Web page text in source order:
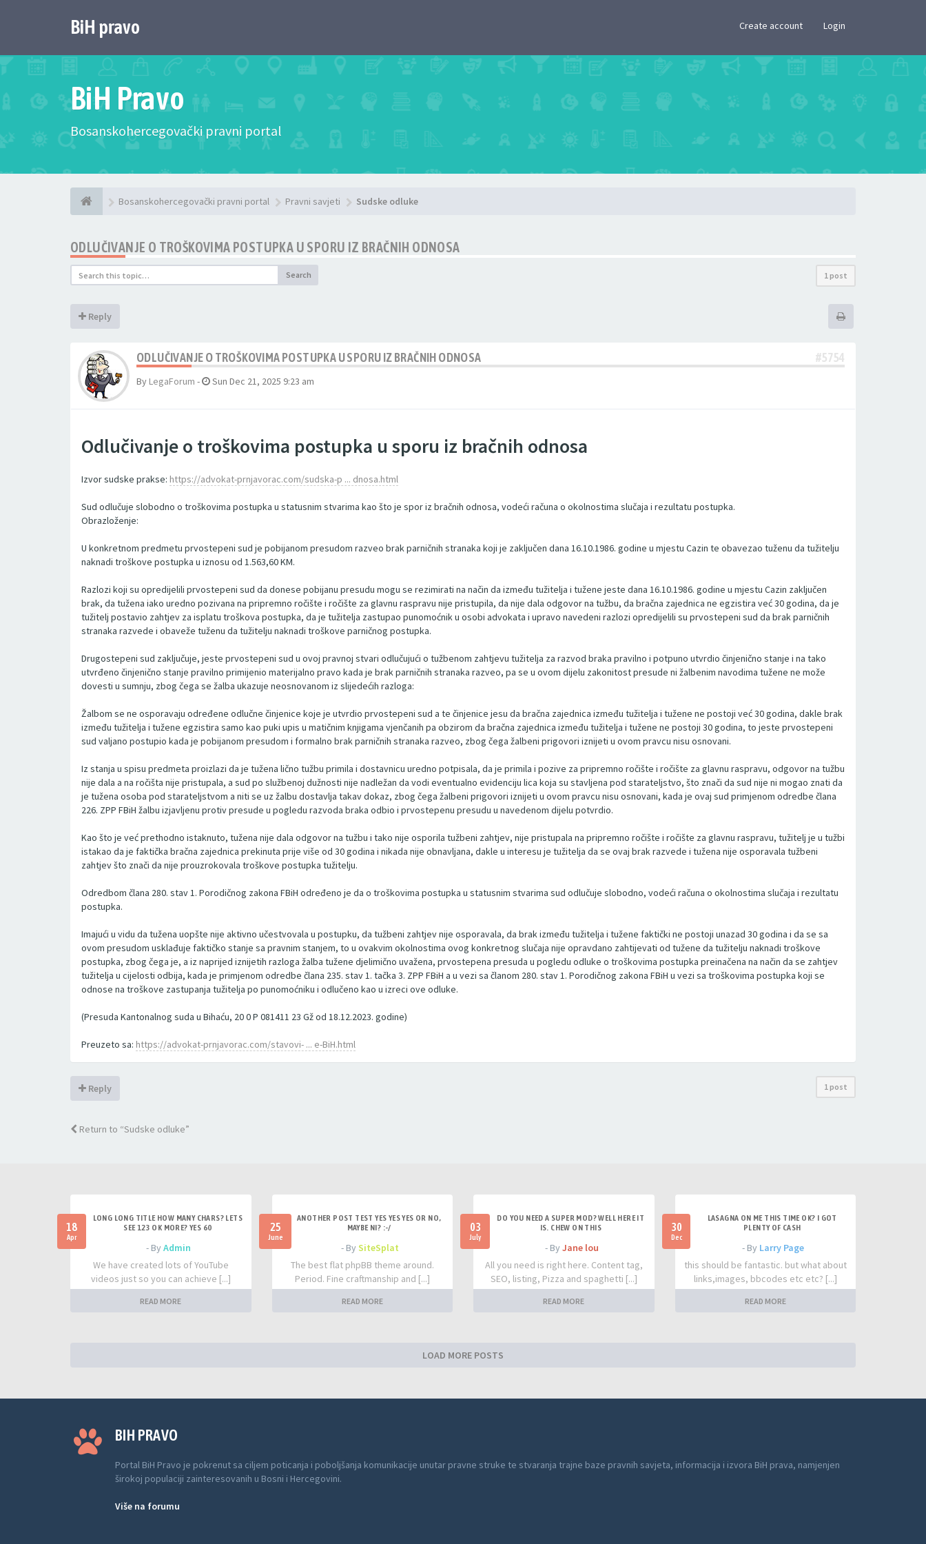
BiH pravo Create account Login
BiH Pravo
Bosanskohercegovački pravni portal
Bosanskohercegovački pravni portal Pravni savjeti Sudske odluke
ODLUČIVANJE O TROŠKOVIMA POSTUPKA U SPORU IZ BRAČNIH ODNOSA
Search 1 post
Reply
ODLUČIVANJE O TROŠKOVIMA POSTUPKA U SPORU IZ BRAČNIH ODNOSA #5754
By LegaForum - Sun Dec 21, 2025 9:23 am
Odlučivanje o troškovima postupka u sporu iz bračnih odnosa
Izvor sudske prakse: https://advokat-prnjavorac.com/sudska-p ... dnosa.html
Sud odlučuje slobodno o troškovima postupka u statusnim stvarima kao što je spor iz bračnih odnosa, vodeći računa o okolnostima slučaja i rezultatu postupka.
Obrazloženje:
U konkretnom predmetu prvostepeni sud je pobijanom presudom razveo brak parničnih stranaka koji je zaključen dana 16.10.1986. godine u mjestu Cazin te obavezao tuženu da tužitelju
naknadi troškove postupka u iznosu od 1.563,60 KM.
Razlozi koji su opredijelili prvostepeni sud da donese pobijanu presudu mogu se rezimirati na način da između tužitelja i tužene jeste dana 16.10.1986. godine u mjestu Cazin zaključen
brak, da tužena iako uredno pozivana na pripremno ročište i ročište za glavnu raspravu nije pristupila, da nije dala odgovor na tužbu, da bračna zajednica ne egzistira već 30 godina, da je
tužitelj postavio zahtjev za isplatu troškova postupka, da je tužitelja zastupao punomoćnik u osobi advokata i upravo navedeni razlozi opredijelili su prvostepeni sud da brak parničnih
stranaka razvede i obaveže tuženu da tužitelju naknadi troškove parničnog postupka.
Drugostepeni sud zaključuje, jeste prvostepeni sud u ovoj pravnoj stvari odlučujući o tužbenom zahtjevu tužitelja za razvod braka pravilno i potpuno utvrdio činjenično stanje i na tako
utvrđeno činjenično stanje pravilno primijenio materijalno pravo kada je brak parničnih stranaka razveo, pa se u ovom dijelu zakonitost presude ni žalbenim navodima tužene ne može
dovesti u sumnju, zbog čega se žalba ukazuje neosnovanom iz slijedećih razloga:
Žalbom se ne osporavaju određene odlučne činjenice koje je utvrdio prvostepeni sud a te činjenice jesu da bračna zajednica između tužitelja i tužene ne postoji već 30 godina, dakle brak
između tužitelja i tužene egzistira samo kao puki upis u matičnim knjigama vjenčanih pa obzirom da bračna zajednica između tužitelja i tužene ne postoji 30 godina, to jeste prvostepeni
sud valjano postupio kada je pobijanom presudom i formalno brak parničnih stranaka razveo, zbog čega žalbeni prigovori iznijeti u ovom pravcu nisu osnovani.
Iz stanja u spisu predmeta proizlazi da je tužena lično tužbu primila i dostavnicu uredno potpisala, da je primila i pozive za pripremno ročište i ročište za glavnu raspravu, odgovor na tužbu
nije dala a na ročišta nije pristupala, a sud po službenoj dužnosti nije nadležan da vodi eventualno evidenciju lica koja su stavljena pod starateljstvo, što znači da sud nije ni mogao znati da
je tužena osoba pod starateljstvom a niti se uz žalbu dostavlja takav dokaz, zbog čega žalbeni prigovori iznijeti u ovom pravcu nisu osnovani, kada je ovaj sud primjenom odredbe člana
226. ZPP FBiH žalbu izjavljenu protiv presude u pogledu razvoda braka odbio i prvostepenu presudu u navedenom dijelu potvrdio.
Kao što je već prethodno istaknuto, tužena nije dala odgovor na tužbu i tako nije osporila tužbeni zahtjev, nije pristupala na pripremno ročište i ročište za glavnu raspravu, tužitelj je u tužbi
istakao da je faktička bračna zajednica prekinuta prije više od 30 godina i nikada nije obnavljana, dakle u interesu je tužitelja da se ovaj brak razvede i tužena nije osporavala tužbeni
zahtjev što znači da nije prouzrokovala troškove postupka tužitelju.
Odredbom člana 280. stav 1. Porodičnog zakona FBiH određeno je da o troškovima postupka u statusnim stvarima sud odlučuje slobodno, vodeći računa o okolnostima slučaja i rezultatu
postupka.
Imajući u vidu da tužena uopšte nije aktivno učestvovala u postupku, da tužbeni zahtjev nije osporavala, da brak između tužitelja i tužene faktički ne postoji unazad 30 godina i da se sa
ovom presudom usklađuje faktičko stanje sa pravnim stanjem, to u ovakvim okolnostima ovog konkretnog slučaja nije opravdano zahtijevati od tužene da tužitelju naknadi troškove
postupka, zbog čega je, a iz naprijed iznijetih razloga žalba tužene djelimično uvažena, prvostepena presuda u pogledu odluke o troškovima postupka preinačena na način da se zahtjev
tužitelja u cijelosti odbija, kada je primjenom odredbe člana 235. stav 1. tačka 3. ZPP FBiH a u vezi sa članom 280. stav 1. Porodičnog zakona FBiH u vezi sa troškovima postupka koji se
odnose na troškove zastupanja tužitelja po punomoćniku i odlučeno kao u izreci ove odluke.
(Presuda Kantonalnog suda u Bihaću, 20 0 P 081411 23 Gž od 18.12.2023. godine)
Preuzeto sa: https://advokat-prnjavorac.com/stavovi- ... e-BiH.html
Reply 1 post
Return to “Sudske odluke”
18
Apr
LONG LONG TITLE HOW MANY CHARS? LETS
SEE 123 OK MORE? YES 60
- ByAdmin
We have created lots of YouTube
videos just so you can achieve [...]
READ MORE
25
June
ANOTHER POST TEST YES YES YES OR NO,
MAYBE NI? :-/
- BySiteSplat
The best flat phpBB theme around.
Period. Fine craftmanship and [...]
READ MORE
03
July
DO YOU NEED A SUPER MOD? WELL HERE IT
IS. CHEW ON THIS
- By Jane lou
All you need is right here. Content tag,
SEO, listing, Pizza and spaghetti [...]
READ MORE
30
Dec
LASAGNA ON ME THIS TIME OK? I GOT
PLENTY OF CASH
- By Larry Page
this should be fantastic. but what about
links,images, bbcodes etc etc? [...]
READ MORE
LOAD MORE POSTS
BIH PRAVO
Portal BiH Pravo je pokrenut sa ciljem poticanja i poboljšanja komunikacije unutar pravne struke te stvaranja trajne baze pravnih savjeta, informacija i izvora BiH prava, namjenjen
širokoj populaciji zainteresovanih u Bosni i Hercegovini.
Više na forumu